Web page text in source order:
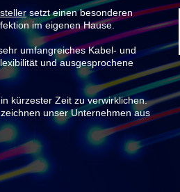
setzt einen besonderen
im eigenen Hause.
umfangreiches Kabel- und
und ausgesprochene
kürzester Zeit zu verwirklichen.
unser Unternehmen aus